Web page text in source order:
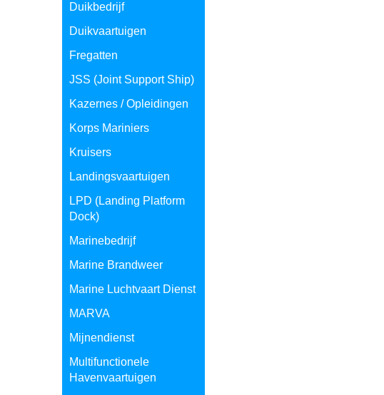
Duikbedrijf
Duikvaartuigen
Fregatten
JSS (Joint Support Ship)
Kazernes / Opleidingen
Korps Mariniers
Kruisers
Landingsvaartuigen
LPD (Landing Platform
Dock)
Marinebedrijf
Marine Brandweer
Marine Luchtvaart Dienst
MARVA
Mijnendienst
Multifunctionele
Havenvaartuigen